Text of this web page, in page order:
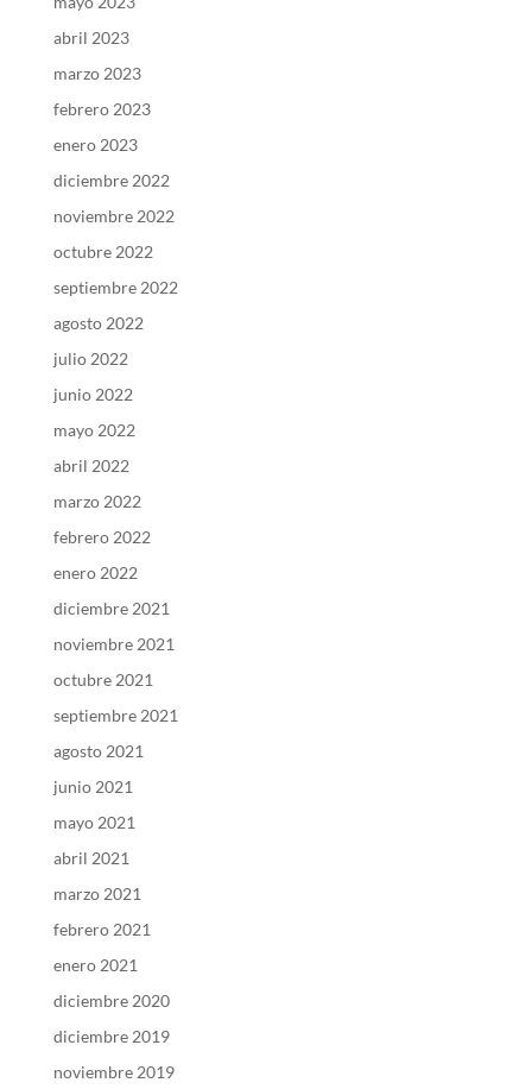
abril 2023
marzo 2023
febrero 2023
enero 2023
diciembre 2022
noviembre 2022
octubre 2022
septiembre 2022
agosto 2022
julio 2022
junio 2022
mayo 2022
abril 2022
marzo 2022
febrero 2022
enero 2022
diciembre 2021
noviembre 2021
octubre 2021
septiembre 2021
agosto 2021
junio 2021
mayo 2021
abril 2021
marzo 2021
febrero 2021
enero 2021
diciembre 2020
diciembre 2019
noviembre 2019